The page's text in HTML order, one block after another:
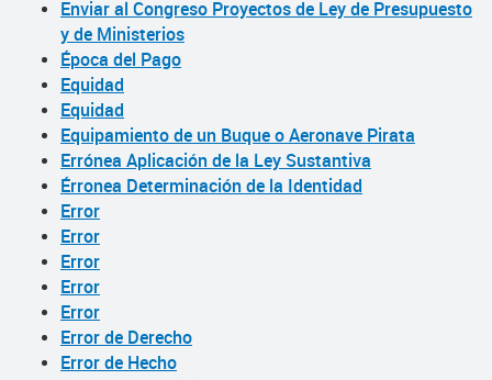
Enviar al Congreso Proyectos de Ley de Presupuesto
y de Ministerios
Época del Pago
Equidad
Equidad
Equipamiento de un Buque o Aeronave Pirata
Errónea Aplicación de la Ley Sustantiva
Érronea Determinación de la Identidad
Error
Error
Error
Error
Error
Error de Derecho
Error de Hecho